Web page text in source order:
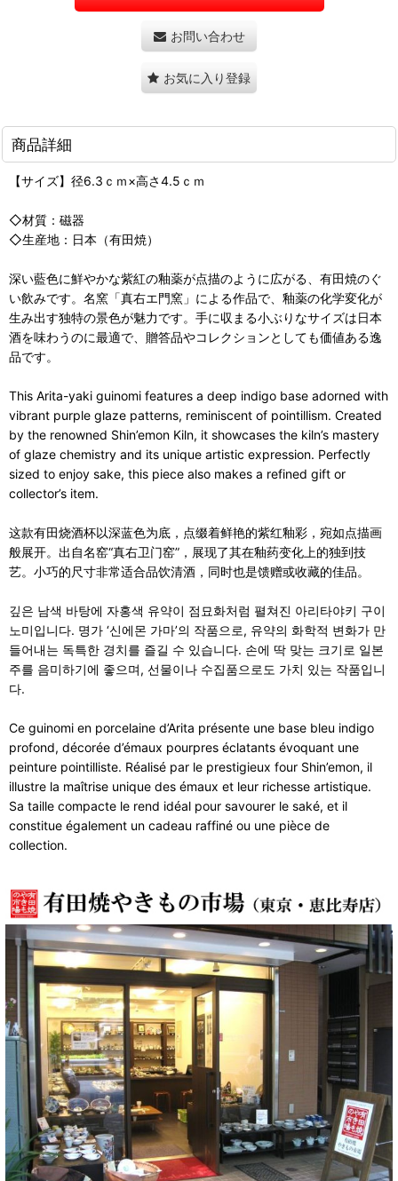
お問い合わせ
お気に入り登録
商品詳細
【サイズ】径6.3ｃｍ×高さ4.5ｃｍ
◇材質：磁器
◇生産地：日本（有田焼）
深い藍色に鮮やかな紫紅の釉薬が点描のように広がる、有田焼のぐ
い飲みです。名窯「真右エ門窯」による作品で、釉薬の化学変化が
生み出す独特の景色が魅力です。手に収まる小ぶりなサイズは日本
酒を味わうのに最適で、贈答品やコレクションとしても価値ある逸
品です。
This Arita-yaki guinomi features a deep indigo base adorned with
vibrant purple glaze patterns, reminiscent of pointillism. Created
by the renowned Shin’emon Kiln, it showcases the kiln’s mastery
of glaze chemistry and its unique artistic expression. Perfectly
sized to enjoy sake, this piece also makes a refined gift or
collector’s item.
这款有田烧酒杯以深蓝色为底，点缀着鲜艳的紫红釉彩，宛如点描画
般展开。出自名窑“真右卫门窑”，展现了其在釉药变化上的独到技
艺。小巧的尺寸非常适合品饮清酒，同时也是馈赠或收藏的佳品。
깊은 남색 바탕에 자홍색 유약이 점묘화처럼 펼쳐진 아리타야키 구이
노미입니다. 명가 ‘신에몬 가마’의 작품으로, 유약의 화학적 변화가 만
들어내는 독특한 경치를 즐길 수 있습니다. 손에 딱 맞는 크기로 일본
주를 음미하기에 좋으며, 선물이나 수집품으로도 가치 있는 작품입니
다.
Ce guinomi en porcelaine d’Arita présente une base bleu indigo
profond, décorée d’émaux pourpres éclatants évoquant une
peinture pointilliste. Réalisé par le prestigieux four Shin’emon, il
illustre la maîtrise unique des émaux et leur richesse artistique.
Sa taille compacte le rend idéal pour savourer le saké, et il
constitue également un cadeau raffiné ou une pièce de
collection.